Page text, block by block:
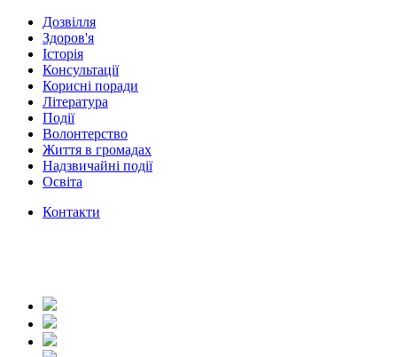
Дозвілля
Здоров'я
Історія
Консультації
Корисні поради
Література
Події
Волонтерство
Життя в громадах
Надзвичайні події
Освіта
Контакти